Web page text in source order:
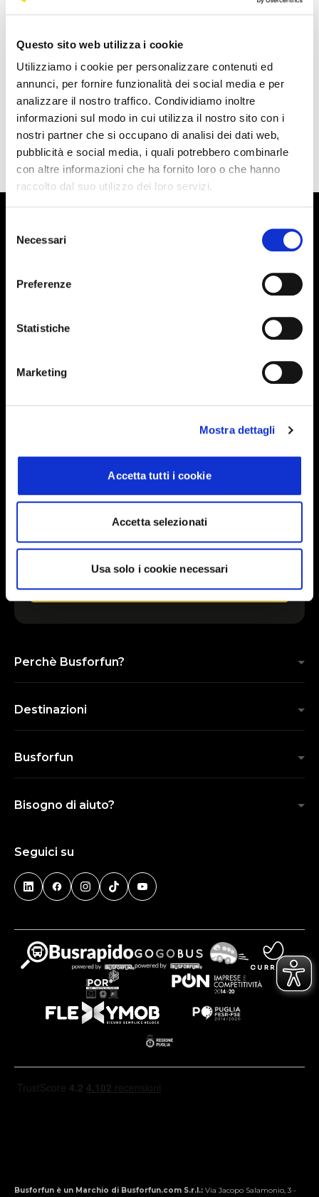
Questo sito web utilizza i cookie
Utilizziamo i cookie per personalizzare contenuti ed
annunci, per fornire funzionalità dei social media e per
analizzare il nostro traffico. Condividiamo inoltre
informazioni sul modo in cui utilizza il nostro sito con i
nostri partner che si occupano di analisi dei dati web,
pubblicità e social media, i quali potrebbero combinarle
con altre informazioni che ha fornito loro o che hanno
raccolto dal suo utilizzo dei loro servizi.
delNecessari
Preferenze
Statistiche
Marketing
Mostra dettagli
Accetta tutti i cookie
Accetta selezionati
Usa solo i cookie necessari
Benvenuto nella pagina della fermate ufficiali di
interesse. Cerca le fermate più vicine a te e scopri da dove
puoi partire. Le nostre fermate sono presenti su tutto il
territorio italiano e anche da alcune parti d'Europa come
Spagna, Francia e Germania, BusForFun ti offre
un'esperienza unica, ovunque tu sia.
Events, travel tips directly in your email. You
Perchè Busforfun?
Destinazioni
Busforfun
Bisogno di aiuto?
Seguici su
Busforfun è un Marchio di Busforfun.com S.r.l.: Via Jacopo Salamonio, 3 -